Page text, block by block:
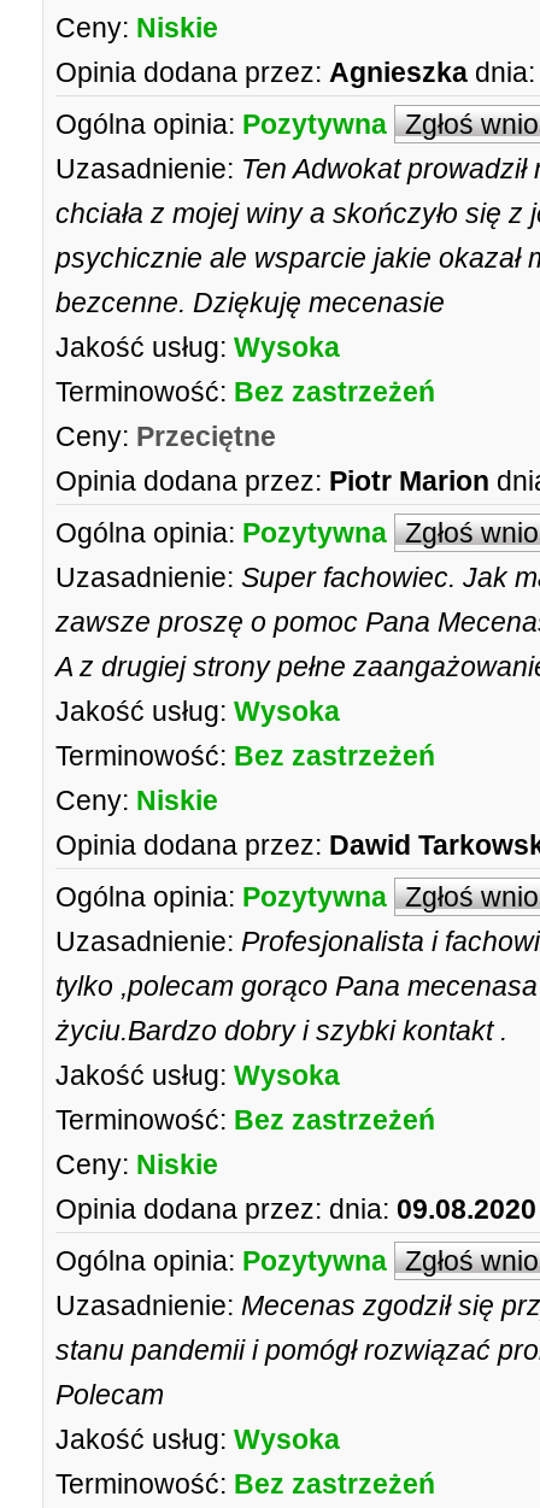
Ceny: Niskie
Opinia dodana przez: Agnieszka dnia:
Ogólna opinia: Pozytywna Zgłoś
Uzasadnienie: Ten Adwokat
chciała z mojej winy a skończyło się
psychicznie ale wsparcie jakie okazał
bezcenne. Dziękuję mecenasie
Jakość usług: Wysoka
Terminowość: Bez zastrzeżeń
Ceny: Przeciętne
Opinia dodana przez: Piotr Marion
Ogólna opinia: Pozytywna Zgłoś
Uzasadnienie: Super fachowiec. Jak
zawsze proszę o pomoc Pana
A z drugiej strony pełne
Jakość usług: Wysoka
Terminowość: Bez zastrzeżeń
Ceny: Niskie
Opinia dodana przez: Dawid
Ogólna opinia: Pozytywna Zgłoś
Uzasadnienie: Profesjonalista i
tylko ,polecam gorąco Pana
życiu.Bardzo dobry i szybki kontakt .
Jakość usług: Wysoka
Terminowość: Bez zastrzeżeń
Ceny: Niskie
Opinia dodana przez: dnia:
Ogólna opinia: Pozytywna Zgłoś
Uzasadnienie: Mecenas zgodził się
stanu pandemii i pomógł rozwiązać
Polecam
Jakość usług: Wysoka
Terminowość: Bez zastrzeżeń